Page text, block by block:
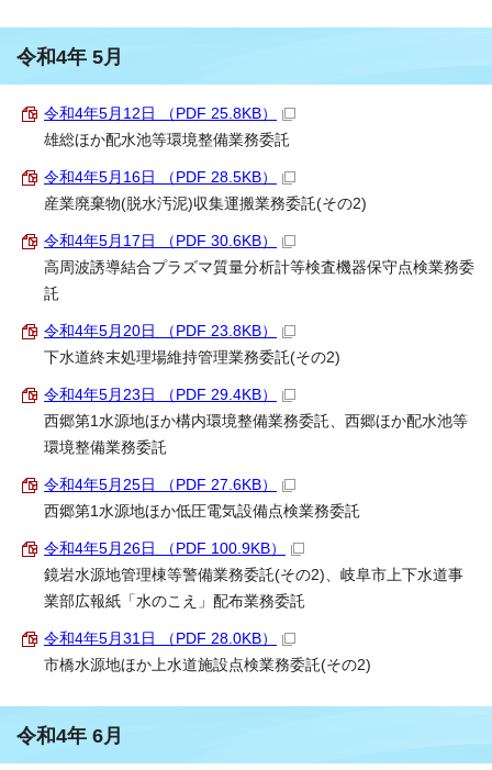
令和4年 5月
令和4年5月12日 （PDF 25.8KB）
雄総ほか配水池等環境整備業務委託
令和4年5月16日 （PDF 28.5KB）
産業廃棄物(脱水汚泥)収集運搬業務委託(その2)
令和4年5月17日 （PDF 30.6KB）
高周波誘導結合プラズマ質量分析計等検査機器保守点検業務委
託
令和4年5月20日 （PDF 23.8KB）
下水道終末処理場維持管理業務委託(その2)
令和4年5月23日 （PDF 29.4KB）
西郷第1水源地ほか構内環境整備業務委託、西郷ほか配水池等
環境整備業務委託
令和4年5月25日 （PDF 27.6KB）
西郷第1水源地ほか低圧電気設備点検業務委託
令和4年5月26日 （PDF 100.9KB）
鏡岩水源地管理棟等警備業務委託(その2)、岐阜市上下水道事
業部広報紙「水のこえ」配布業務委託
令和4年5月31日 （PDF 28.0KB）
市橋水源地ほか上水道施設点検業務委託(その2)
令和4年 6月